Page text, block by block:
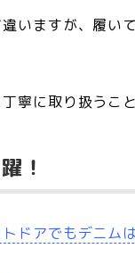
いますが、履い
寧に取り扱うこ
！
トドアでもデニム